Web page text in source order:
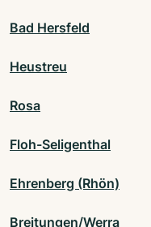
Bad Hersfeld
Heustreu
Rosa
Floh-Seligenthal
Ehrenberg (Rhön)
Breitungen/Werra